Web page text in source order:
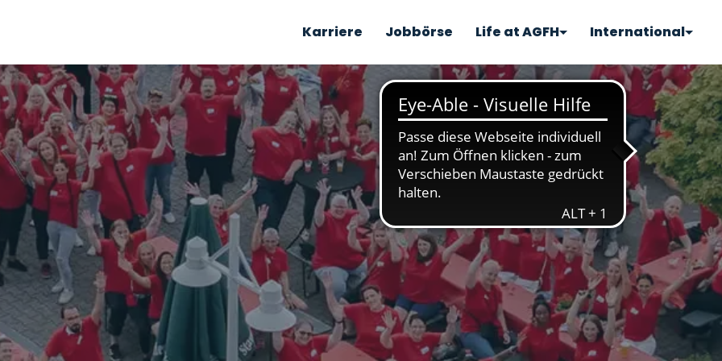
Karriere Jobbörse Life at AGFH International